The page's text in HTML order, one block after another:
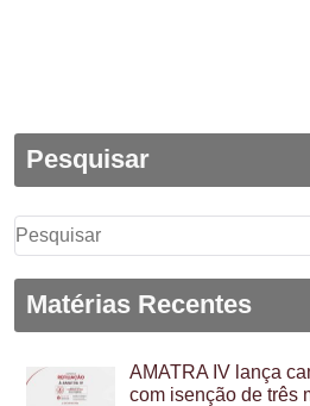
Pesquisar
Pesquisar
por:
Matérias Recentes
AMATRA IV lança
com isenção de três